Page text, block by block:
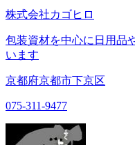
株式会社カゴヒロ
包装資材を中心に日用品
います
京都府京都市下京区
075-311-9477